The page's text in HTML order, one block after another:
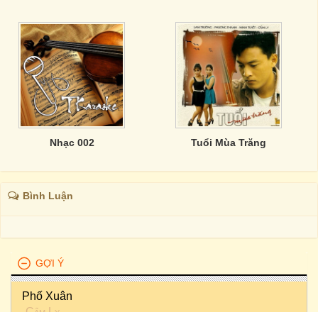
Nhạc 002 Tuổi Mùa Trăng
Bình Luận
GỢI Ý
Phố Xuân